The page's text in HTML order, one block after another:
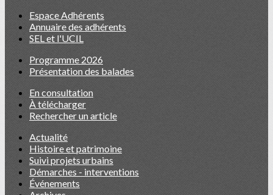
Espace Adhérents
Annuaire des adhérents
SEL et l'UCIL
Programme 2026
Présentation des balades
En consultation
À télécharger
Rechercher un article
Actualité
Histoire et patrimoine
Suivi projets urbains
Démarches - interventions
Événements